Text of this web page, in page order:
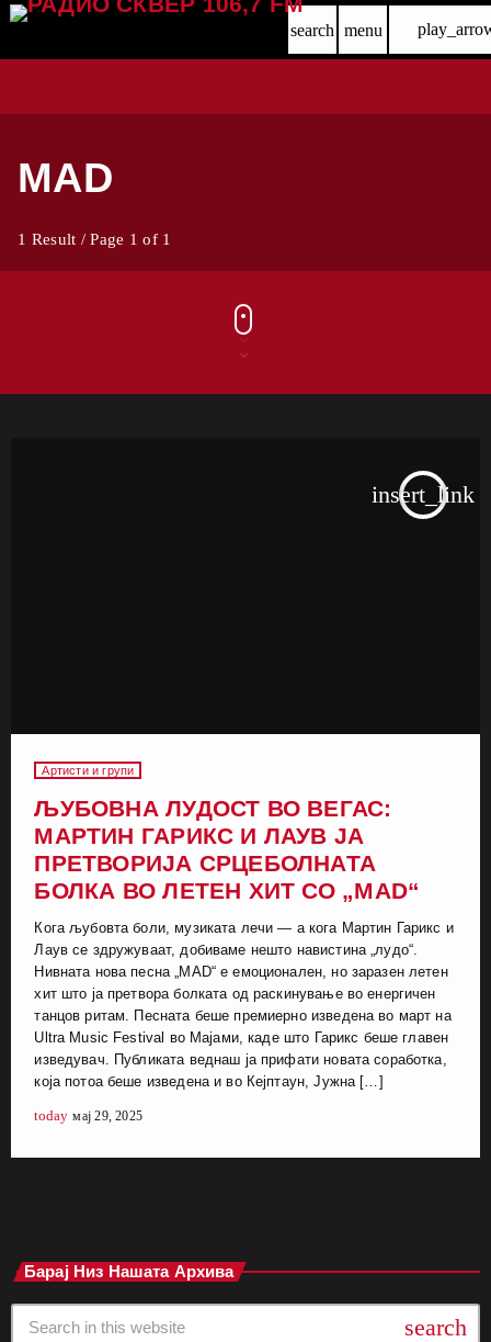
search menu
MAD
1 Result / Page 1 of 1
insert_link
Артисти и групи
ЉУБОВНА ЛУДОСТ ВО ВЕГАС:
МАРТИН ГАРИКС И ЛАУВ ЈА
ПРЕТВОРИЈА СРЦЕБОЛНАТА
БОЛКА ВО ЛЕТЕН ХИТ СО „MAD“
Кога љубовта боли, музиката лечи — а кога Мартин Гарикс и
Лаув се здружуваат, добиваме нешто навистина „лудо“.
Нивната нова песна „MAD“ е емоционален, но заразен летен
хит што ја претвора болката од раскинување во енергичен
танцов ритам. Песната беше премиерно изведена во март на
Ultra Music Festival во Мајами, каде што Гарикс беше главен
изведувач. Публиката веднаш ја прифати новата соработка,
која потоа беше изведена и во Кејптаун, Јужна […]
today мај 29, 2025
Барај Низ Нашата Архива
search